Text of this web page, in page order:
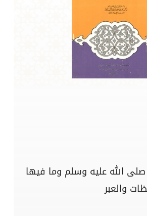
الله عليه وسلم وما فيها
والعبر